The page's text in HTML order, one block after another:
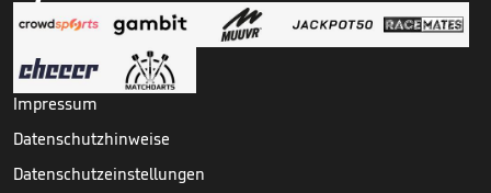
Impressum
Datenschutzhinweise
Datenschutzeinstellungen